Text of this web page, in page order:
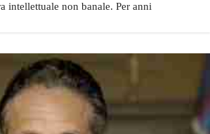
intellettuale non banale. Per anni